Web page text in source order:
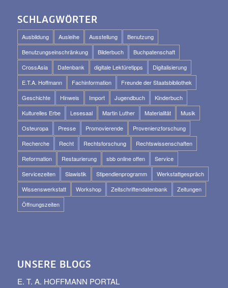
SCHLAGWÖRTER
Ausbildung Ausleihe Ausstellung
Benutzung
Benutzungseinschränkung
Bilderbuch
Buchpatenschaft
CrossAsia
Datenbank digitale Lektüretipps
Digitalisierung
E.T.A. Hoffmann
Fachinformation
Freunde der Staatsbibliothek
Geschichte
Hinweis Import Jugendbuch
Kinderbuch
Kulturelles Erbe
Lesesaal Martin Luther Materialität
Musik
Osteuropa
Presse Promovierende
Provenienzforschung
Recherche
Recht Rechtsforschung
Rechtswissenschaften
Reformation
Restaurierung sbb online offen
Service
Servicezeiten
Slawistik Stipendienprogramm
Werkstattgespräch
Wissenswerkstatt
Workshop Zeitschriftendatenbank
Zeitungen
Öffnungszeiten
UNSERE BLOGS
E. T. A. HOFFMANN PORTAL